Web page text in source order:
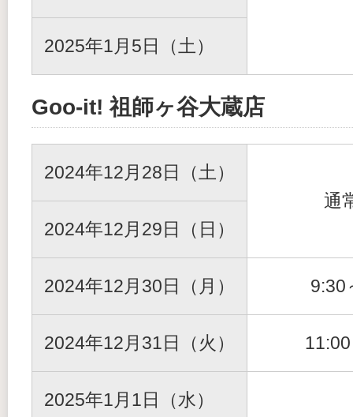
2025年1月5日（土）
Goo-it! 祖師ヶ谷大蔵店
2024年12月28日（土）
通
2024年12月29日（日）
2024年12月30日（月） 9:30
2024年12月31日（火）
2025年1月1日（水）